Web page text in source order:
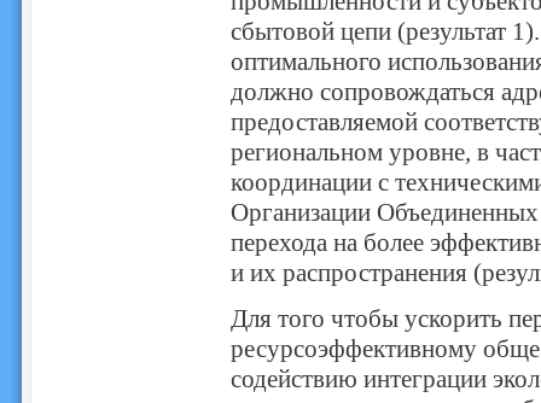
сбытовой цепи (результат
оптимального
должно сопровождаться
предоставляемой
региональном уровне, в
координации с
Организации
перехода на более
и их распространения
Для того чтобы ускорить
ресурсоэффективному
содействию интеграции